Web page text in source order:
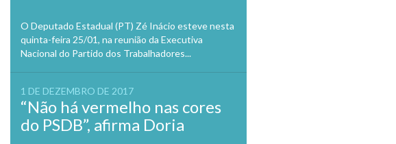
O Deputado Estadual (PT) Zé Inácio esteve nesta
quinta-feira 25/01, na reunião da Executiva
Nacional do Partido dos Trabalhadores...
1 DE DEZEMBRO DE 2017
“Não há vermelho nas cores
do PSDB”, afirma Doria